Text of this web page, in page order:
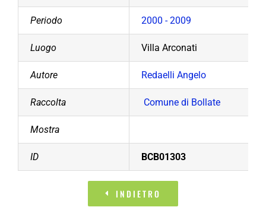
Periodo 2000 - 2009
Luogo Villa Arconati
Autore Redaelli Angelo
Raccolta Comune di Bollate
Mostra
ID BCB01303
INDIETRO